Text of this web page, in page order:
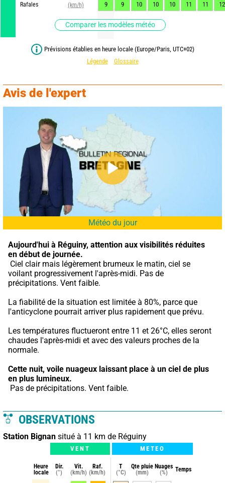
Rafales
(km/h)
Comparer les modèles météo
9
9 10 10 10 11 11 12
Prévisions établies en heure locale (Europe/Paris, UTC+02)
Légende
Glossaire
Avis de l'expert
Météo du jour
Aujourd'hui à Réguiny, attention aux visibilités réduites
en début de journée.
voilant progressivement l'après-midi. Pas de
précipitations. Vent faible.
La fiabilité de la situation est limitée à 80%, parce que
l'anticyclone pourrait arriver plus rapidement que prévu.
Les températures fluctueront entre 11 et 26°C, elles seront
chaudes l'après-midi et avec des valeurs proches de la
normale.
Cette nuit, voile nuageux laissant place à un ciel de plus
en plus lumineux.
Pas de précipitations. Vent faible.
OBSERVATIONS
Station Bignan situé à 11 km de Réguiny
VENT METEO
Heure
locale
Dir.
(°)
Vit.
(km/h)
Raf.
(km/h)
T
(°C)
Qte pluie
(mm)
Nuages
(%)
Temps